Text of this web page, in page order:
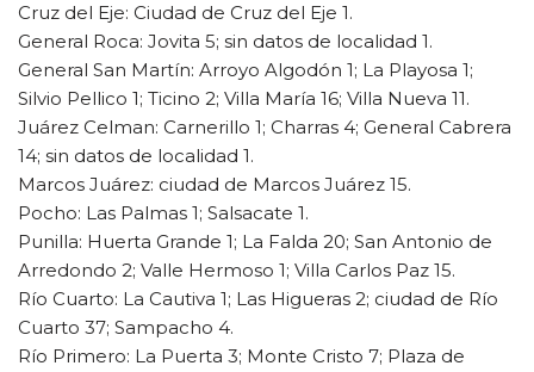
Cruz del Eje: Ciudad de Cruz del Eje 1.
General Roca: Jovita 5; sin datos de localidad 1.
General San Martín: Arroyo Algodón 1; La Playosa 1;
Silvio Pellico 1; Ticino 2; Villa María 16; Villa Nueva 11.
Juárez Celman: Carnerillo 1; Charras 4; General Cabrera
14; sin datos de localidad 1.
Marcos Juárez: ciudad de Marcos Juárez 15.
Pocho: Las Palmas 1; Salsacate 1.
Punilla: Huerta Grande 1; La Falda 20; San Antonio de
Arredondo 2; Valle Hermoso 1; Villa Carlos Paz 15.
Río Cuarto: La Cautiva 1; Las Higueras 2; ciudad de Río
Cuarto 37; Sampacho 4.
Río Primero: La Puerta 3; Monte Cristo 7; Plaza de